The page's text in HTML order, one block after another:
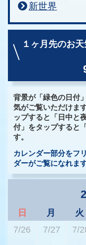
新世界
１ヶ月先のお天
背景が「緑色の日付
気がご覧いただけま
ップすると「日中と
付」をタップすると
す。
カレンダー部分をフ
ダーがご覧になれま
日 月 火
7/26
7/27 7/